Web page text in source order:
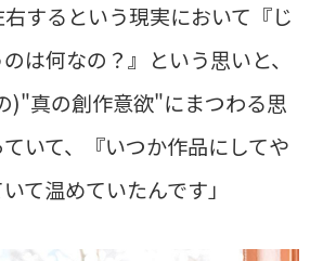
するという現実において『じ
は何なの？』という思いと、
)"真の創作意欲"にまつわる思
いて、『いつか作品にしてや
て温めていたんです」